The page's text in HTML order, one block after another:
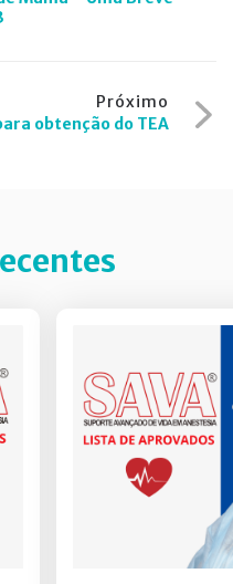
Próximo
obtenção do TEA